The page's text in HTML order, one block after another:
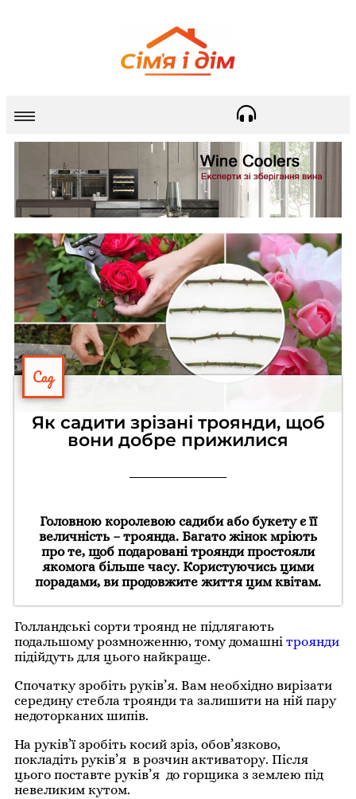
Сад
Як садити зрізані троянди, щоб
вони добре прижилися
Головною королевою садиби або букету є її
величність – троянда. Багато жінок мріють
про те, щоб подаровані троянди простояли
якомога більше часу. Користуючись цими
порадами, ви продовжите життя цим квітам.
Голландські сорти троянд не підлягають
подальшому розмноженню, тому домашні троянди
підійдуть для цього найкраще.
Спочатку зробіть руків’я. Вам необхідно вирізати
середину стебла троянди та залишити на ній пару
недоторканих шипів.
На руків’ї зробіть косий зріз, обов’язково,
покладіть руків’я в розчин активатору. Після
цього поставте руків’я до горщика з землею під
невеликим кутом.